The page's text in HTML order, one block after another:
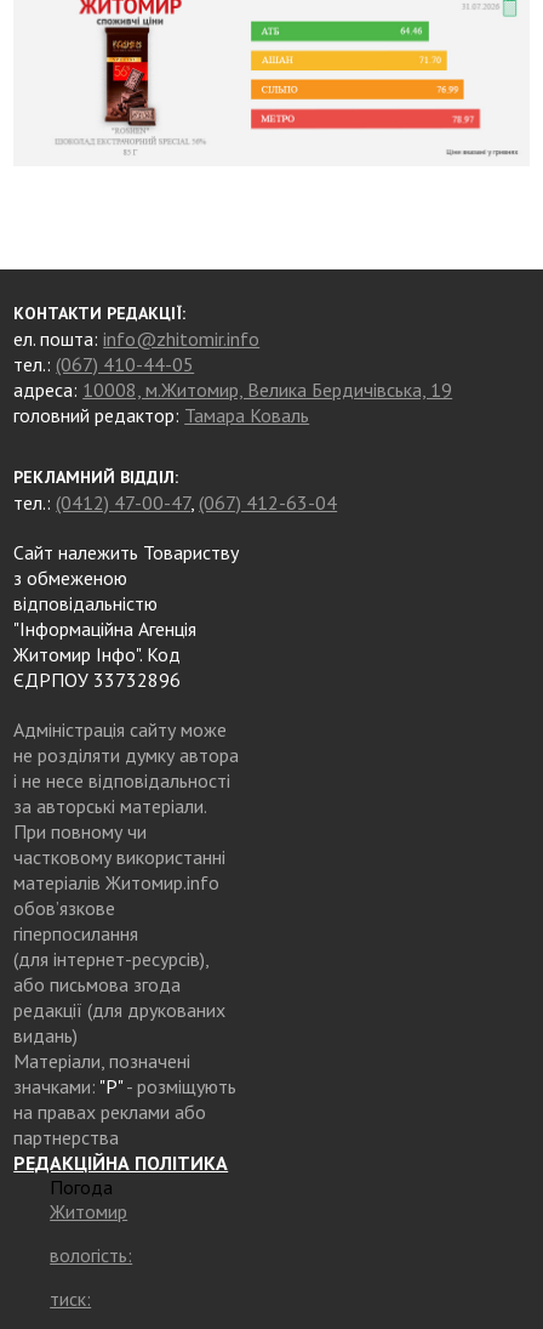
КОНТАКТИ РЕДАКЦІЇ:
ел. пошта:info@zhitomir.info
тел.: (067) 410-44-05
адреса: 10008, м.Житомир, Велика Бердичівська, 19
головний редактор: Тамара Коваль
РЕКЛАМНИЙ ВІДДІЛ:
тел.: (0412) 47-00-47, (067) 412-63-04
Сайт належить Товариству
з обмеженою
відповідальністю
"Інформаційна Агенція
Житомир Інфо". Код
ЄДРПОУ 33732896
Адміністрація сайту може
не розділяти думку автора
і не несе відповідальності
за авторські матеріали.
При повному чи
частковому використанні
матеріалів Житомир.info
обов’язкове
гіперпосилання
(для інтернет-ресурсів),
або письмова згода
редакції (для друкованих
видань)
Матеріали, позначені
значками: "Р"- розміщують
на правах реклами або
партнерства
РЕДАКЦІЙНА ПОЛІТИКА
Погода
Житомир
вологість:
тиск: